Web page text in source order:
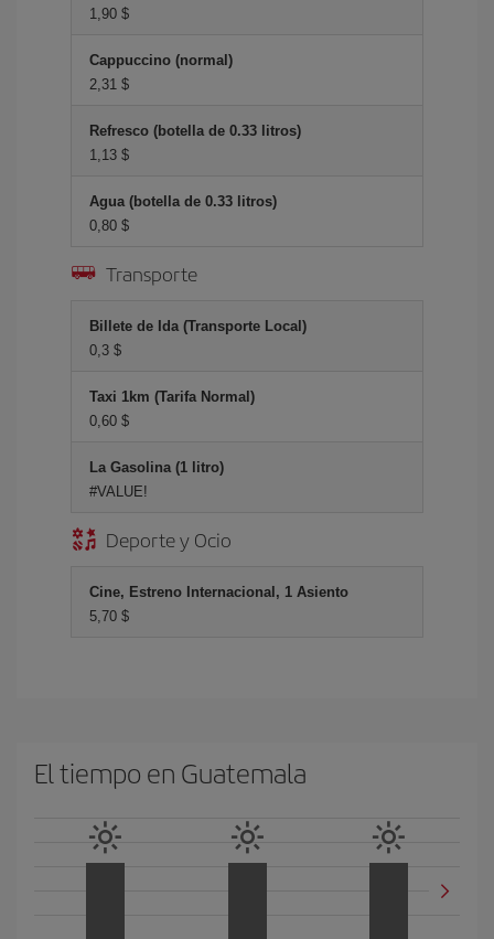
1,90 $
Cappuccino (normal)
2,31 $
Refresco (botella de 0.33 litros)
1,13 $
Agua (botella de 0.33 litros)
0,80 $
Transporte
Billete de Ida (Transporte Local)
0,3 $
Taxi 1km (Tarifa Normal)
0,60 $
La Gasolina (1 litro)
#VALUE!
Deporte y Ocio
Cine, Estreno Internacional, 1 Asiento
5,70 $
El tiempo en Guatemala